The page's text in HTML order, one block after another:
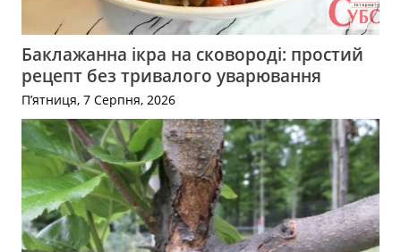
Баклажанна ікра на сковороді: простий
рецепт без тривалого уварювання
П’ятниця, 7 Серпня, 2026